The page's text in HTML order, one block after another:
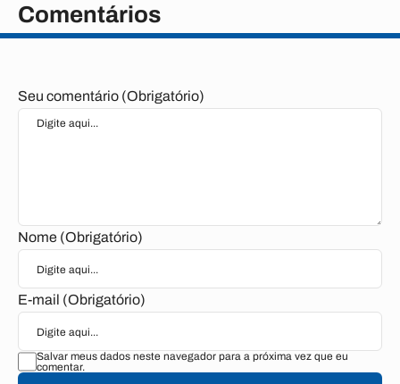
Comentários
Seu comentário (Obrigatório)
Nome (Obrigatório)
E-mail (Obrigatório)
Salvar meus dados neste navegador para a próxima vez que eu
comentar.